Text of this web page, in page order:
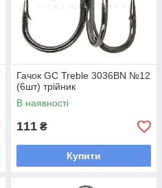
Гачок GC Treble 3036BN №12
(6шт) трійник
В наявності
111 ₴
Купити